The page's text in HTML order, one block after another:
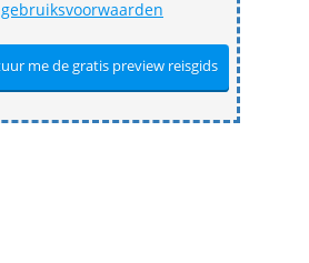
gebruiksvoorwaarden